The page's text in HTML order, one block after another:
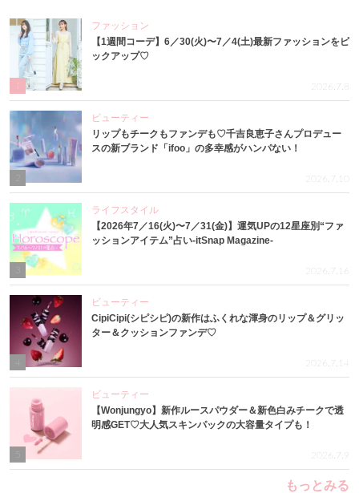
ファッション
【1週間コーデ】6／30(火)〜7／4(土)最新ファッションをピ
ックアップ♡
2026.7.8
ビューティー
リップもチークもファンデも♡千吉良恵子さんプロデュー
スの新ブランド「ifoo」の多幸感がハンパない！
2026.7.10
3
ライフスタイル
【2026年7／16(火)〜7／31(金)】運気UPの12星座別“ファ
ッションアイテム”占い-itSnap Magazine-
2026.7.16
4
ビューティー
CipiCipi(シピシピ)の新作はふくれな渾身のリップ＆グリッ
ター＆クッションファンデ♡
2026.7.14
ビューティー
【Wonjungyo】新作ルースパウダー＆新色白みチークで透
明感GET♡大人気スキンパックの大容量タイプも！
2026.7.9
もっとみる